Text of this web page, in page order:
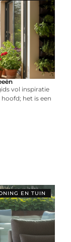
vol inspiratie
het is een
EN TUIN